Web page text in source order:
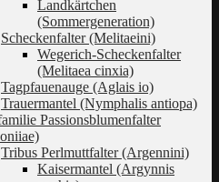
Landkärtchen
(Sommergeneration)
Scheckenfalter (Melitaeini)
Wegerich-Scheckenfalter
(Melitaea cinxia)
Tagpfauenauge (Aglais io)
Trauermantel (Nymphalis antiopa)
Passionsblumenfalter
Tribus Perlmuttfalter (Argennini)
Kaisermantel (Argynnis